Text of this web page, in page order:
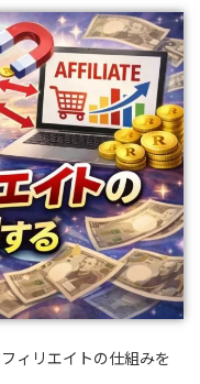
ィリエイトの仕組みを